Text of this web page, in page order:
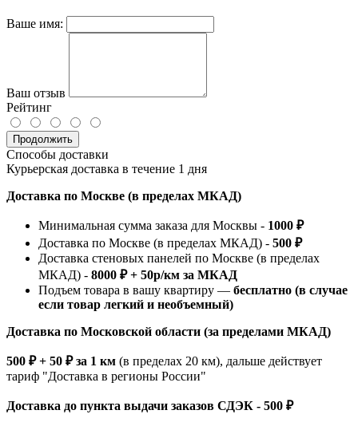
Ваше имя:
Ваш отзыв
Рейтинг
Продолжить
Способы доставки
Курьерская доставка в течение 1 дня
Доставка по Москве (в пределах МКАД)
Минимальная сумма заказа для Москвы - 1000 ₽
Доставка по Москве (в пределах МКАД) - 500 ₽
Доставка стеновых панелей по Москве (в пределах
МКАД) - 8000 ₽ + 50р/км за МКАД
Подъем товара в вашу квартиру — бесплатно (в случае
если товар легкий и необъемный)
Доставка по Московской области (за пределами МКАД)
500 ₽ + 50 ₽ за 1 км (в пределах 20 км), дальше действует
тариф "Доставка в регионы России"
Доставка до пункта выдачи заказов СДЭК - 500 ₽